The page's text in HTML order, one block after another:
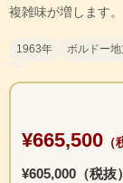
複雑味が増します。
1963年 ボルドー
¥665,500 （
¥605,000（税抜）